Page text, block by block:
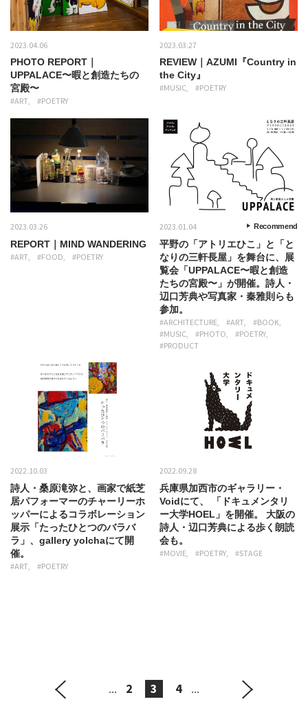
2023.04.06
PHOTO REPORT｜
UPPALACE〜暇と創造たちの
宮殿〜
#ART #POETRY
2023.03.27
REVIEW｜AZUMI『Country in
the City』
#MUSIC #POETRY
2023.03.26
REPORT｜MIND WANDERING
#ART #FOOD #POETRY
2023.01.04 Recommend
平野の「アトリエひこ」と「と
なりの三軒長屋」を舞台に、展
覧会「UPPALACE〜暇と創造
たちの宮殿〜」が開催。詩人・
辺口芳典や写真家・秦雅則らも
参加。
#ARCHITECTURE #ART
#BOOK
#MUSIC
#PHOTO
#POETRY
#PRODUCT
2022.10.03
詩人・桑原滝弥と、画家で紙芝
居パフォーマーのチャーリーホ
ッパーによるコラボレーション
展示「たったひとつのバラバ
ラ」、gallery yolchaにて開
催。
#ART #POETRY
2022.09.28
兵庫県加西市のギャラリー・
Voidにて、 「ドキュメンタリ
ー大学HOEL」を開催。 大阪の
詩人・辺口芳典による歩く朗読
会も。
#MOVIE #POETRY #STAGE
... 2 3 4 ...